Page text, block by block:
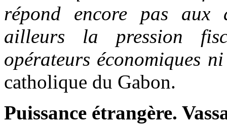
répond encore pas aux
ailleurs la pression
opérateurs économiques
catholique du Gabon.
Puissance étrangère.